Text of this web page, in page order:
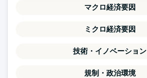
マクロ経済要因
ミクロ経済要因
技術・イノベーション
規制・政治環境